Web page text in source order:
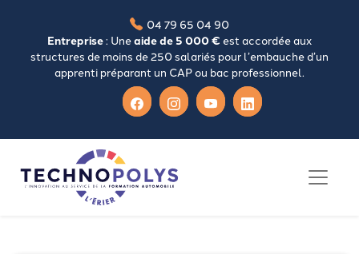
04 79 65 04 90
Entreprise: Uneaide de 5 000 € est accordée aux
structures de moins de 250 salariés pour l’embauche d’un
apprenti préparant un CAP ou bac professionnel.